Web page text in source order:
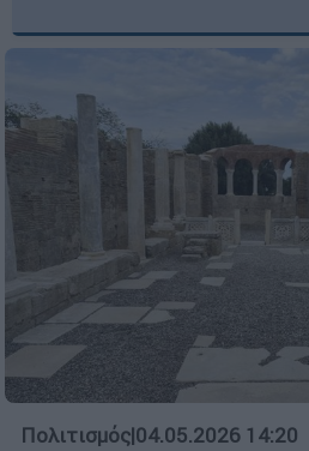
Πολιτισμός|04.05.2026 14:20